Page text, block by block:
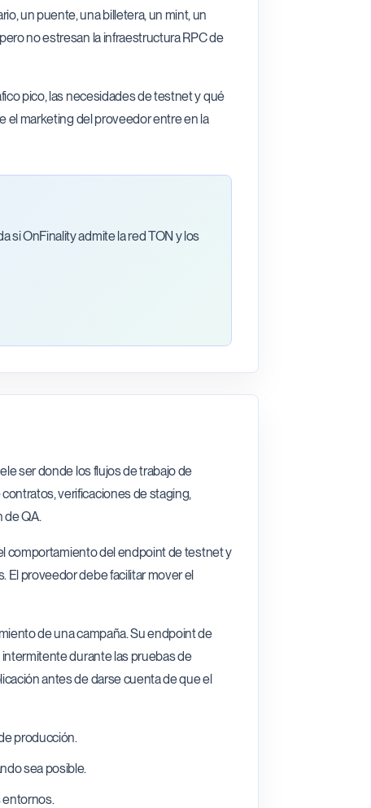
un puente, una billetera, un mint, un
no estresan la infraestructura RPC de
pico, las necesidades de testnet y qué
el marketing del proveedor entre en la
si OnFinality admite la red TON y los
ser donde los flujos de trabajo de
verificaciones de staging,
de QA.
comportamiento del endpoint de testnet y
El proveedor debe facilitar mover el
de una campaña. Su endpoint de
durante las pruebas de
antes de darse cuenta de que el
producción.
sea posible.
entornos.